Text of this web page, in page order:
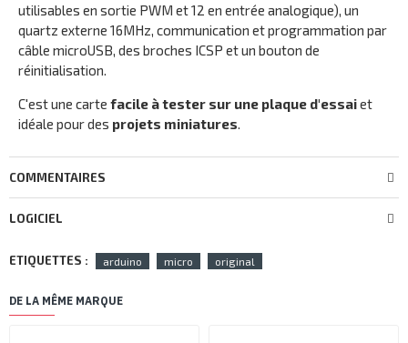
utilisables en sortie PWM et 12 en entrée analogique), un
quartz externe 16MHz, communication et programmation par
câble microUSB, des broches ICSP et un bouton de
réinitialisation.
C'est une carte facile à tester sur une plaque d'essaiet
idéale pour des projets miniatures.
COMMENTAIRES
LOGICIEL
ETIQUETTES : arduino micro original
DE LA MÊME MARQUE